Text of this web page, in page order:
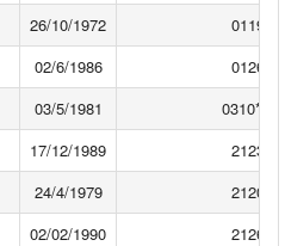
26/10/1972
02/6/1986
03/5/1981
17/12/1989
24/4/1979
02/02/1990